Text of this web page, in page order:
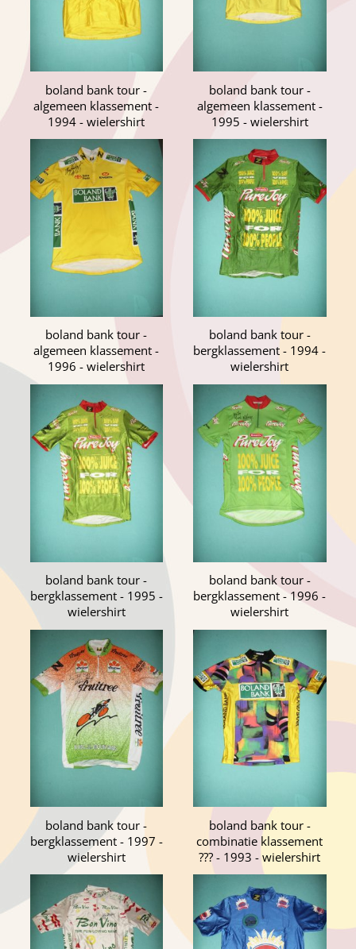
boland bank tour -
algemeen klassement -
1994 - wielershirt
boland bank tour -
algemeen klassement -
1995 - wielershirt
boland bank tour -
algemeen klassement -
1996 - wielershirt
boland bank tour -
bergklassement - 1994 -
wielershirt
boland bank tour -
bergklassement - 1995 -
wielershirt
boland bank tour -
bergklassement - 1996 -
wielershirt
boland bank tour -
bergklassement - 1997 -
wielershirt
boland bank tour -
combinatie klassement
??? - 1993 - wielershirt